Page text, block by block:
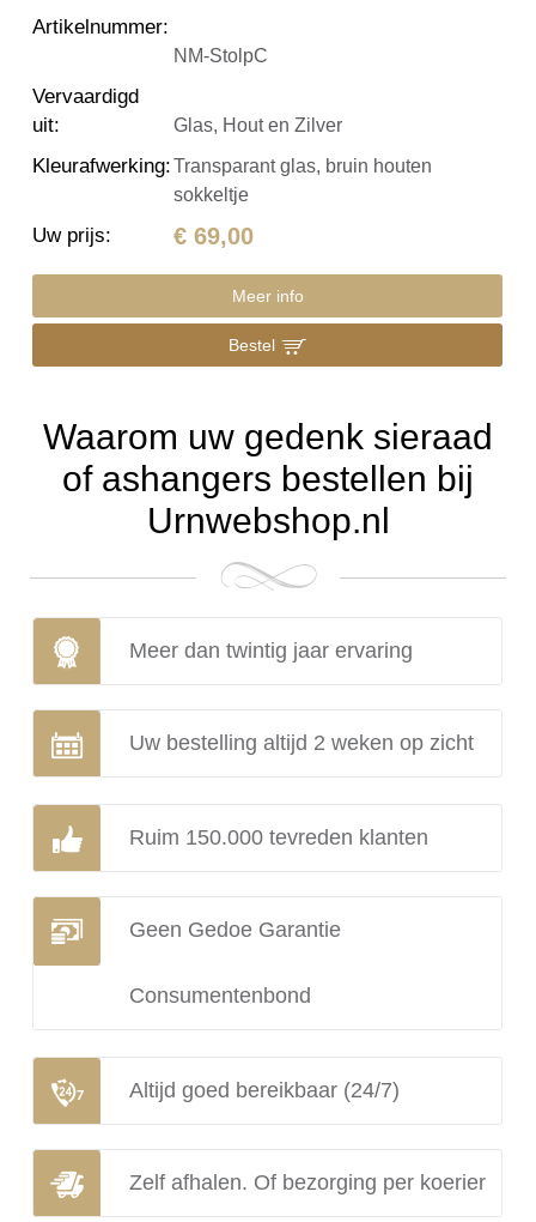
Artikelnummer:
NM-StolpC
Vervaardigd
uit: Glas, Hout en Zilver
Kleurafwerking:Transparant glas, bruin houten
sokkeltje
Uw prijs: € 69,00
Meer info
Bestel
Waarom uw gedenk sieraad
of ashangers bestellen bij
Urnwebshop.nl
Meer dan twintig jaar ervaring
Uw bestelling altijd 2 weken op zicht
Ruim 150.000 tevreden klanten
Geen Gedoe Garantie
Consumentenbond
Altijd goed bereikbaar (24/7)
Zelf afhalen. Of bezorging per koerier